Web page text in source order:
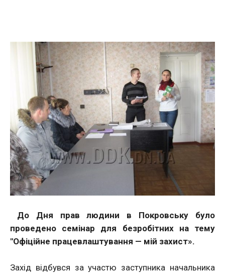
До Дня прав людини в Покровську було
проведено семінар для безробітних на тему
"Офіційне працевлаштування — мій захист».
Захід відбувся за участю заступника начальника